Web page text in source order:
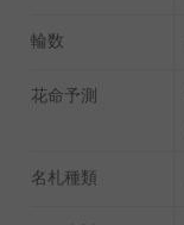
輪数
花命予測
名札種類